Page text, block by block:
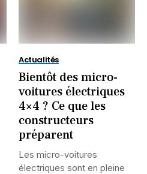
Actualités
Bientôt des micro-
voitures électriques
4×4 ? Ce que les
constructeurs
préparent
Les micro-voitures
électriques sont en pleine